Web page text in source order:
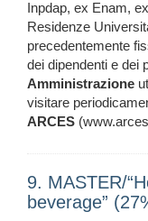
Inpdap, ex Enam,
Residenze
precedentemente
dei dipendenti e dei
Amministrazione
visitare
ARCES
9. MASTER/
beverage”